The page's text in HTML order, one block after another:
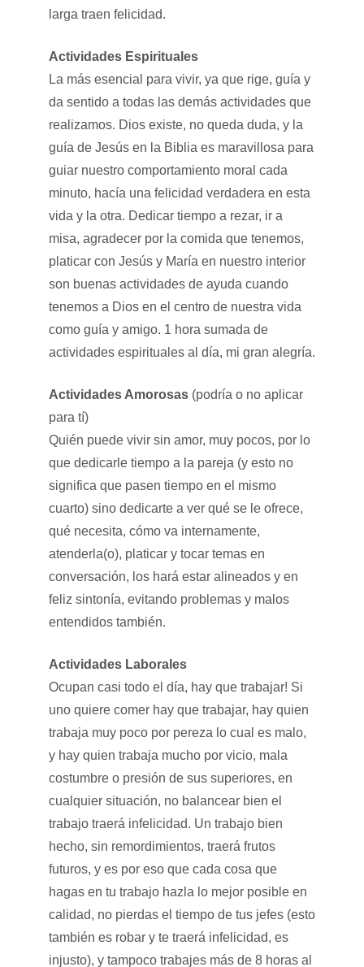
larga traen felicidad.
Actividades Espirituales
La más esencial para vivir, ya que rige, guía y
da sentido a todas las demás actividades que
realizamos. Dios existe, no queda duda, y la
guía de Jesús en la Biblia es maravillosa para
guiar nuestro comportamiento moral cada
minuto, hacía una felicidad verdadera en esta
vida y la otra. Dedicar tiempo a rezar, ir a
misa, agradecer por la comida que tenemos,
platicar con Jesús y María en nuestro interior
son buenas actividades de ayuda cuando
tenemos a Dios en el centro de nuestra vida
como guía y amigo. 1 hora sumada de
actividades espirituales al día, mi gran alegría.
Actividades Amorosas (podría o no aplicar
para tí)
Quién puede vivir sin amor, muy pocos, por lo
que dedicarle tiempo a la pareja (y esto no
significa que pasen tiempo en el mismo
cuarto) sino dedicarte a ver qué se le ofrece,
qué necesita, cómo va internamente,
atenderla(o), platicar y tocar temas en
conversación, los hará estar alineados y en
feliz sintonía, evitando problemas y malos
entendidos también.
Actividades Laborales
Ocupan casi todo el día, hay que trabajar! Si
uno quiere comer hay que trabajar, hay quien
trabaja muy poco por pereza lo cual es malo,
y hay quien trabaja mucho por vicio, mala
costumbre o presión de sus superiores, en
cualquier situación, no balancear bien el
trabajo traerá infelicidad. Un trabajo bien
hecho, sin remordimientos, traerá frutos
futuros, y es por eso que cada cosa que
hagas en tu trabajo hazla lo mejor posible en
calidad, no pierdas el tiempo de tus jefes (esto
también es robar y te traerá infelicidad, es
injusto), y tampoco trabajes más de 8 horas al